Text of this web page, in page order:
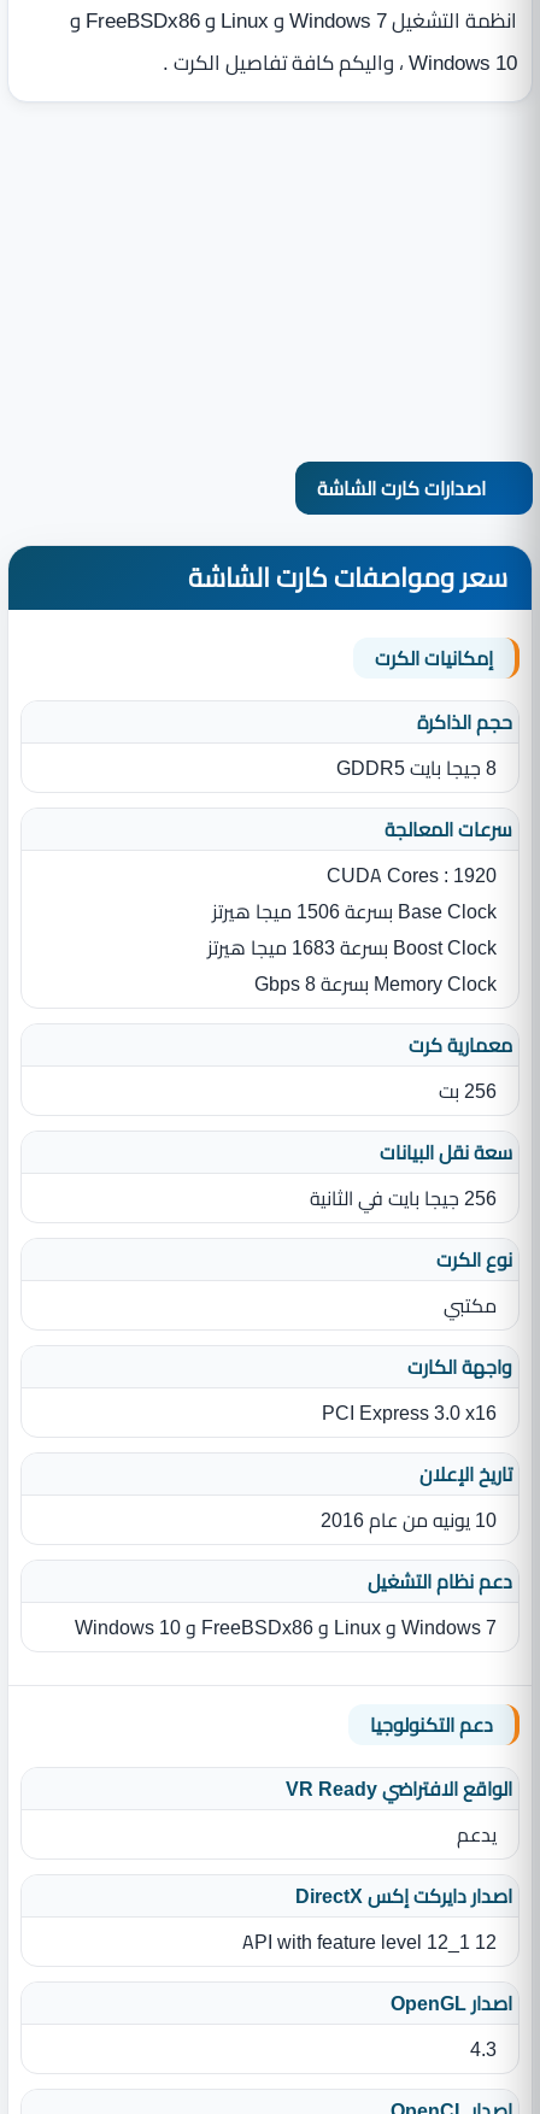
انظمة التشغيل Windows 7 و Linux و FreeBSDx86 و
Windows 10 ، واليكم كافة تفاصيل الكرت .
اصدارات كارت الشاشة
سعر ومواصفات كارت الشاشة
إمكانيات الكرت
حجم الذاكرة
8 جيجا بايت GDDR5
سرعات المعالجة
CUDA Cores : 1920
Base Clock بسرعة 1506 ميجا هيرتز
Boost Clock بسرعة 1683 ميجا هيرتز
Memory Clock بسرعة 8 Gbps
معمارية كرت
256 بت
سعة نقل البيانات
256 جيجا بايت في الثانية
نوع الكرت
مكتبي
واجهة الكارت
PCI Express 3.0 x16
تاريخ الإعلان
10 يونيه من عام 2016
دعم نظام التشغيل
Windows 7 و Linux و FreeBSDx86 و Windows 10
دعم التكنولوجيا
الواقع الافتراضي VR Ready
يدعم
اصدار دايركت إكس DirectX
12 API with feature level 12_1
اصدار OpenGL
4.3